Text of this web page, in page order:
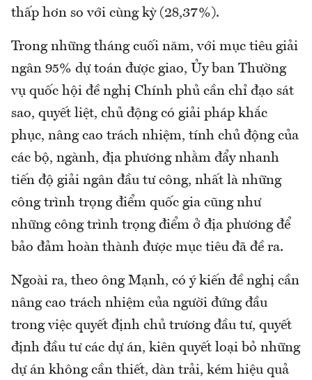
thấp hơn so với cùng kỳ (28,37%).
Trong những tháng cuối năm, với mục tiêu giải
ngân 95% dự toán được giao, Ủy ban Thường
vụ quốc hội đề nghị Chính phủ cần chỉ đạo sát
sao, quyết liệt, chủ động có giải pháp khắc
phục, nâng cao trách nhiệm, tính chủ động của
các bộ, ngành, địa phương nhằm đẩy nhanh
tiến độ giải ngân đầu tư công, nhất là những
công trình trọng điểm quốc gia cũng như
những công trình trọng điểm ở địa phương để
bảo đảm hoàn thành được mục tiêu đã đề ra.
Ngoài ra, theo ông Mạnh, có ý kiến đề nghị cần
nâng cao trách nhiệm của người đứng đầu
trong việc quyết định chủ trương đầu tư, quyết
định đầu tư các dự án, kiên quyết loại bỏ những
dự án không cần thiết, dàn trải, kém hiệu quả